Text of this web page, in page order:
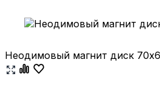
Неодимовый магнит диск